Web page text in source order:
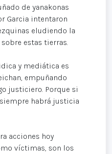
de yanakonas
Garcia intentaron
eludiendo la
estas tierras.
y mediática es
empuñando
justiciero. Porque si
habrá justicia
acciones hoy
víctimas, son los